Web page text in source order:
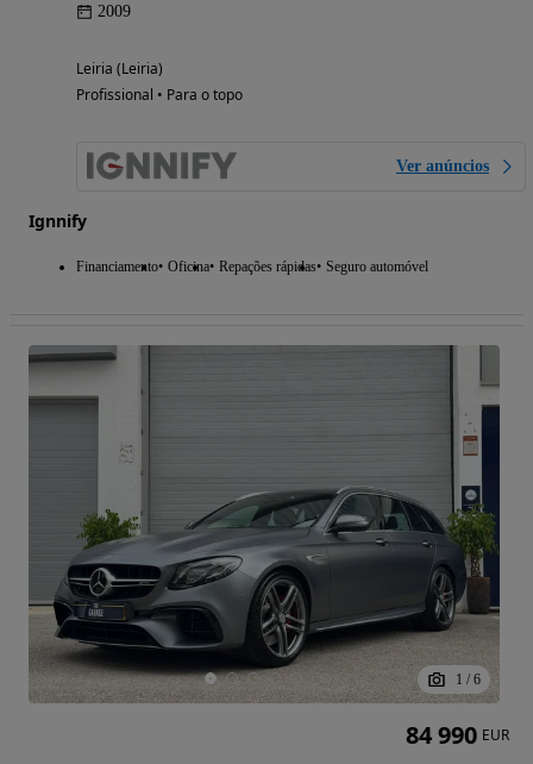
2009
Leiria (Leiria)
Profissional • Para o topo
Ver anúncios
Ignnify
Financiamento Oficina Repações rápidas Seguro automóvel
1 / 6
84 990 EUR